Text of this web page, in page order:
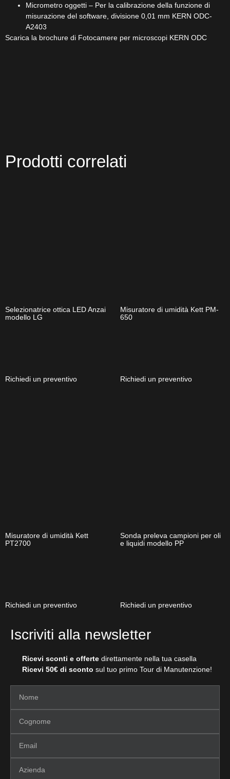
Micrometro oggetti – Per la calibrazione della funzione di
misurazione del software, divisione 0,01 mm KERN ODC-
A2403
Scarica la brochure di Fotocamere per microscopi KERN ODC
Prodotti correlati
Selezionatrice ottica LED Anzai
modello LG
Richiedi un preventivo
Misuratore di umidità Kett PM-
650
Richiedi un preventivo
Misuratore di umidità Kett
PT2700
Richiedi un preventivo
Sonda preleva campioni per oli
e liquidi modello PP
Richiedi un preventivo
Iscriviti alla newsletter
Ricevi sconti e offertedirettamente nella tua casella
Ricevi 50€ di sconto sul tuo primo Tour di Manutenzione!